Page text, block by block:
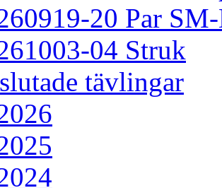
20 Par
04 Struk
tävlingar